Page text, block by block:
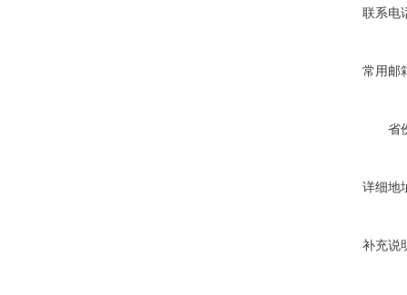
联系电
常用邮
省
详细地
补充说